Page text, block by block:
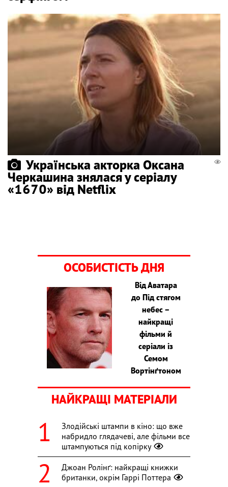
Українська акторка Оксана
Черкашина знялася у серіалу
«1670» від Netflix
ОСОБИСТІСТЬ ДНЯ
Від Аватара
до Під стягом
небес –
найкращі
фільми й
серіали із
Семом
Вортінґтоном
НАЙКРАЩІ МАТЕРІАЛИ
Злодійські штампи в кіно: що вже
набридло глядачеві, але фільми все
штампуються під копірку
Джоан Ролінґ: найкращі книжки
британки, окрім Гаррі Поттера